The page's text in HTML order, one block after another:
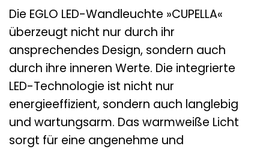
Die EGLO LED-Wandleuchte »CUPELLA«
überzeugt nicht nur durch ihr
ansprechendes Design, sondern auch
durch ihre inneren Werte. Die integrierte
LED-Technologie ist nicht nur
energieeffizient, sondern auch langlebig
und wartungsarm. Das warmweiße Licht
sorgt für eine angenehme und